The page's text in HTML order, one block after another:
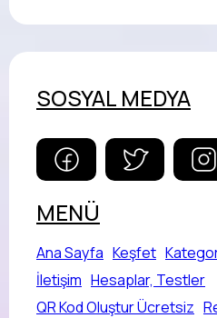
SOSYAL MEDYA
MENÜ
Ana Sayfa Keşfet
İletişim Hesaplar, Testler
QR Kod Oluştur Ücretsiz